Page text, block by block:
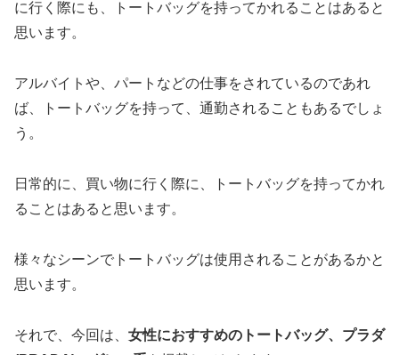
に行く際にも、トートバッグを持ってかれることはあると
思います。
アルバイトや、パートなどの仕事をされているのであれ
ば、トートバッグを持って、通勤されることもあるでしょ
う。
日常的に、買い物に行く際に、トートバッグを持ってかれ
ることはあると思います。
様々なシーンでトートバッグは使用されることがあるかと
思います。
それで、今回は、 女性におすすめのトートバッグ、プラダ